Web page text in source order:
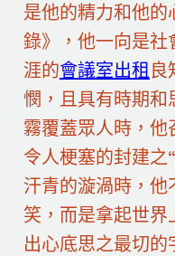
是他的精力和他的
錄》，他一向是社
涯的會議室出租 良
憫，且具有時期和
霧覆蓋眾人時，
令人梗塞的封建之
汗青的漩渦時，他
笑，而是拿起世界
出心底思之最切的